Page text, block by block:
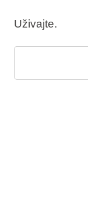
Uživajte.